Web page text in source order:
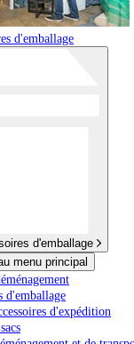
d'emballage
d'emballage
menu principal
d'emballage
d'expédition